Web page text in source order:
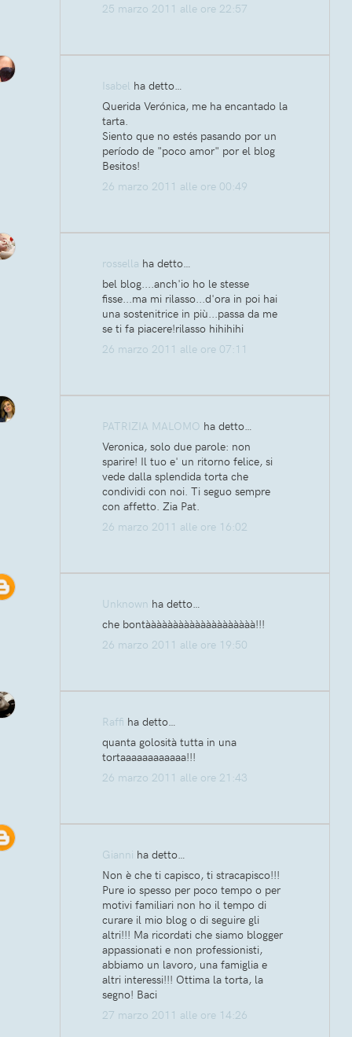
25 marzo 2011 alle ore 22:57
Isabel ha detto…
Querida Verónica, me ha encantado la
tarta.
Siento que no estés pasando por un
período de "poco amor" por el blog
Besitos!
26 marzo 2011 alle ore 00:49
rossella ha detto…
bel blog....anch'io ho le stesse
fisse...ma mi rilasso...d'ora in poi hai
una sostenitrice in più...passa da me
se ti fa piacere!rilasso hihihihi
26 marzo 2011 alle ore 07:11
PATRIZIA MALOMO ha detto…
Veronica, solo due parole: non
sparire! Il tuo e' un ritorno felice, si
vede dalla splendida torta che
condividi con noi. Ti seguo sempre
con affetto. Zia Pat.
26 marzo 2011 alle ore 16:02
Unknown ha detto…
che bontàààààààààààààààààààà!!!
26 marzo 2011 alle ore 19:50
Raffi ha detto…
quanta golosità tutta in una
tortaaaaaaaaaaaa!!!
26 marzo 2011 alle ore 21:43
Gianni ha detto…
Non è che ti capisco, ti stracapisco!!!
Pure io spesso per poco tempo o per
motivi familiari non ho il tempo di
curare il mio blog o di seguire gli
altri!!! Ma ricordati che siamo blogger
appassionati e non professionisti,
abbiamo un lavoro, una famiglia e
altri interessi!!! Ottima la torta, la
segno! Baci
27 marzo 2011 alle ore 14:26